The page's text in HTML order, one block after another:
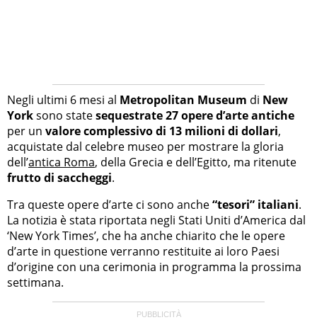
Negli ultimi 6 mesi al Metropolitan Museum di New
Yorksono statesequestrate 27 opere d’arte antiche
per un valore complessivo di 13 milioni di dollari,
acquistate dal celebre museo per mostrare la gloria
dell’antica Roma, della Grecia e dell’Egitto, ma ritenute
frutto di saccheggi.
Tra queste opere d’arte ci sono anche“tesori” italiani.
La notizia è stata riportata negli Stati Uniti d’America dal
‘New York Times’, che ha anche chiarito che le opere
d’arte in questione verranno restituite ai loro Paesi
d’origine con una cerimonia in programma la prossima
settimana.